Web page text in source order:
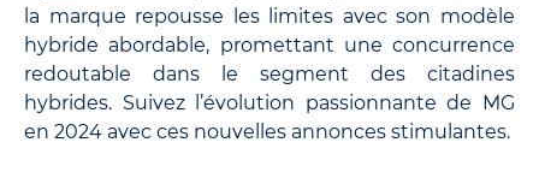
la marque repousse les limites avec son modèle
hybride abordable, promettant une concurrence
redoutable dans le segment des citadines
hybrides. Suivez l’évolution passionnante de MG
en 2024 avec ces nouvelles annonces stimulantes.